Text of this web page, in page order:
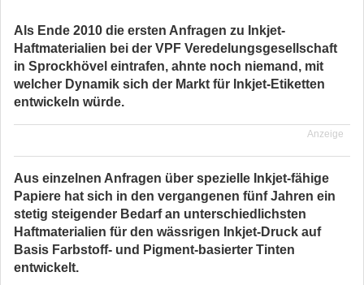
Als Ende 2010 die ersten Anfragen zu Inkjet-
Haftmaterialien bei der VPF Veredelungsgesellschaft
in Sprockhövel eintrafen, ahnte noch niemand, mit
welcher Dynamik sich der Markt für Inkjet-Etiketten
entwickeln würde.
Anzeige
Aus einzelnen Anfragen über spezielle Inkjet-fähige
Papiere hat sich in den vergangenen fünf Jahren ein
stetig steigender Bedarf an unterschiedlichsten
Haftmaterialien für den wässrigen Inkjet-Druck auf
Basis Farbstoff- und Pigment-basierter Tinten
entwickelt.